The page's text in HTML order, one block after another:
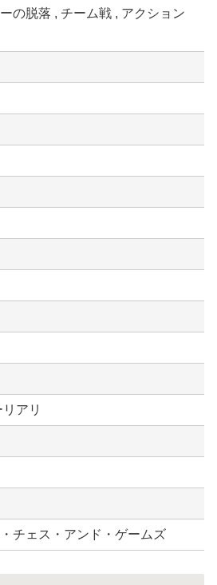
の脱落 , チーム戦 , アクション
アリ
チェス・アンド・ゲームズ